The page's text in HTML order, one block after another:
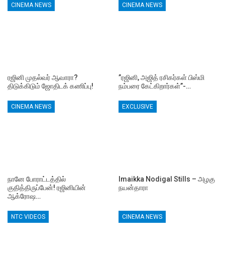
CINEMA NEWS
ரஜினி முதல்வர் ஆவாரா?
திடுக்கிடும் ஜோதிடக் கணிப்பு!
CINEMA NEWS
”ரஜினி, அஜித் ரசிகர்கள் பிஸ்மி
நம்பரை கேட்கிறார்கள்”-…
CINEMA NEWS
நானே போராட்டத்தில்
குதித்திருப்பேன்! ரஜினியின்
ஆக்ரோஷ…
EXCLUSIVE
Imaikka Nodigal Stills – அழகு
நயன்தாரா
NTC VIDEOS CINEMA NEWS